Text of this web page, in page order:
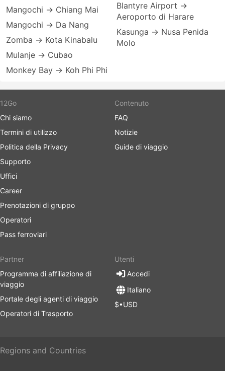
Mangochi → Chiang Mai
Mangochi → Da Nang
Zomba → Kota Kinabalu
Mulanje → Cubao
Monkey Bay → Koh Phi Phi
Blantyre Airport →
Aeroporto di Harare
Kasunga → Nusa Penida
Molo
12Go
Chi siamo
Termini di utilizzo
Politica della Privacy
Supporto
Uffici
Career
Prenotazioni di gruppo
Operatori
Pass ferroviari
Contenuto
FAQ
Notizie
Guide di viaggio
Partner
Programma di affiliazione di
viaggio
Portale degli agenti di viaggio
Operatori di Trasporto
Utenti
Accedi
Italiano
$•USD
Regions and Countries